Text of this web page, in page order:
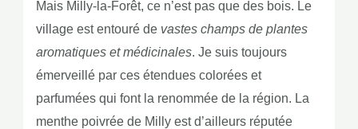
Mais Milly-la-Forêt, ce n’est pas que des bois. Le
village est entouré de vastes champs de plantes
aromatiques et médicinales. Je suis toujours
émerveillé par ces étendues colorées et
parfumées qui font la renommée de la région. La
menthe poivrée de Milly est d’ailleurs réputée